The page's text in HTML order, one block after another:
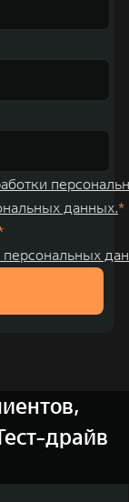
данных.
персональных
драйв